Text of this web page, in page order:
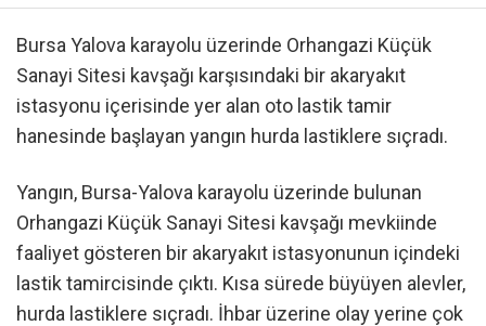
Bursa Yalova karayolu üzerinde Orhangazi Küçük
Sanayi Sitesi kavşağı karşısındaki bir akaryakıt
istasyonu içerisinde yer alan oto lastik tamir
hanesinde başlayan yangın hurda lastiklere sıçradı.
Yangın, Bursa-Yalova karayolu üzerinde bulunan
Orhangazi Küçük Sanayi Sitesi kavşağı mevkiinde
faaliyet gösteren bir akaryakıt istasyonunun içindeki
lastik tamircisinde çıktı. Kısa sürede büyüyen alevler,
hurda lastiklere sıçradı. İhbar üzerine olay yerine çok